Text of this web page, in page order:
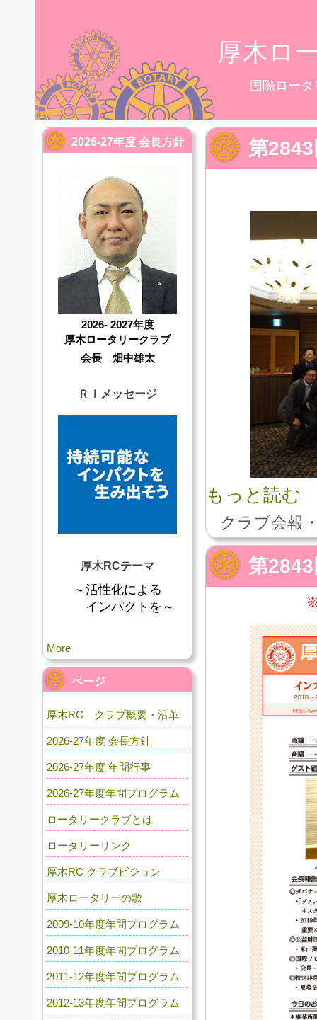
厚木ロ
国際ロー
第
もっと読む
クラブ会報
第
2026-27年度 会長方針
2026- 2027年度
厚木ロータリークラブ
会長 畑中雄太
ＲＩメッセージ
厚木RCテーマ
～活性化による
インパクトを～
More
ページ
厚木RC クラブ概要・沿革
2026-27年度 会長方針
2026-27年度 年間行事
2026-27年度年間プログラム
ロータリークラブとは
ロータリーリンク
厚木RC クラブビジョン
厚木ロータリーの歌
2009-10年度年間プログラム
2010-11年度年間プログラム
2011-12年度年間プログラム
2012-13年度年間プログラム